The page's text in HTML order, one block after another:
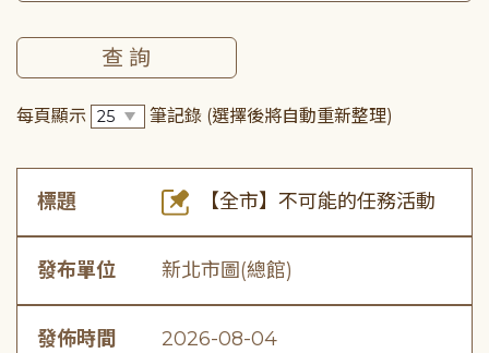
每頁顯示 筆記錄 (選擇後將自動重新整理)
標題 【全市】不可能的任務活動
發布單位 新北市圖(總館)
發佈時間 2026-08-04